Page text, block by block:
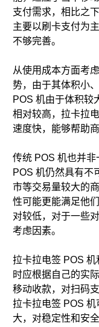
支付需求，相比之
主要以刷卡支付为
不够完善。
从使用成本方面考
势，由于其体积小
POS 机由于体积较
相对较高，拉卡拉
速度快，能够帮助
传统 POS 机也并
POS 机仍然具有不
市等交易量较大的
性可能更能满足他
对较低，对于一些
考虑因素。
拉卡拉电签 POS
时应根据自己的实
移动收款，对扫码
拉卡拉电签 POS
大，对稳定性和安